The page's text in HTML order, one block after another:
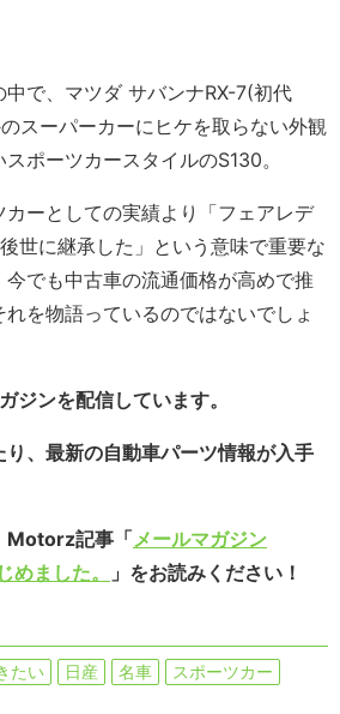
で、マツダ サバンナRX-7(初代
スーパーカーにヒケを取らない外観
ポーツカースタイルのS130。
ーとしての実績より「フェアレデ
世に継承した」という意味で重要な
でも中古車の流通価格が高めで推
を物語っているのではないでしょ
ンを配信しています。
、最新の自動車パーツ情報が入手
Motorz記事「メールマガジン
ました。
」をお読みください！
たい 日産 名車
スポーツカー